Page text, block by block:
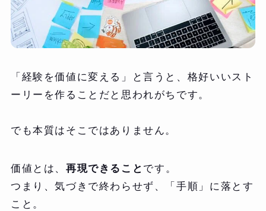
「経験を価値に変える」と言うと、格好いいスト
ーリーを作ることだと思われがちです。
でも本質はそこではありません。
価値とは、 再現できること です。
つまり、気づきで終わらせず、「手順」に落とす
こと。